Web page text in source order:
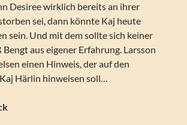
Desiree wirklich bereits an ihrer
sei, dann könnte Kaj heute
sein. Und mit dem sollte sich keiner
Bengt aus eigener Erfahrung. Larsson
einen Hinweis, der auf den
Härlin hinweisen soll…